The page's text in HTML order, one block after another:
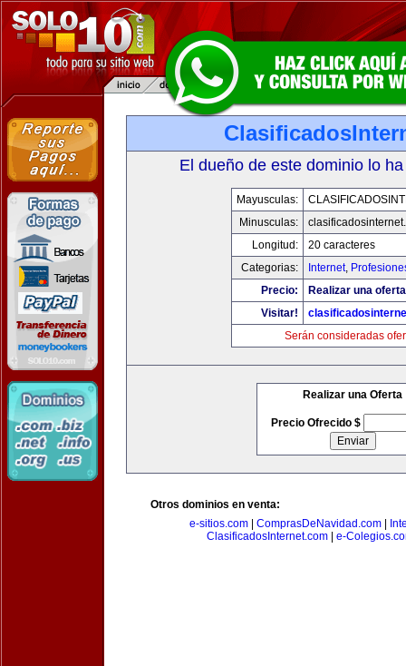
El dueño de este dominio lo
Mayusculas:
Minusculas:
Longitud:
20 caracteres
Categorias:
Internet,
Precio:
Realizar una
Visitar!
Serán consideradas
Realizar una Oferta
Precio Ofrecido $
Otros dominios en venta:
e-sitios.com| ComprasDeNavidad.com|
ClasificadosInternet.com| e-